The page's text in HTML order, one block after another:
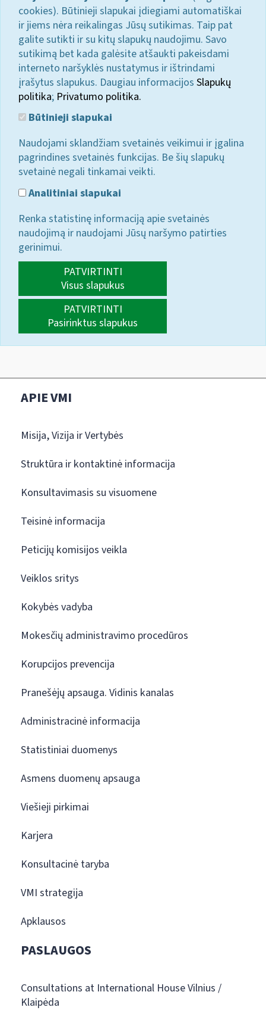
cookies). Būtinieji slapukai įdiegiami automatiškai
ir jiems nėra reikalingas Jūsų sutikimas. Taip pat
galite sutikti ir su kitų slapukų naudojimu. Savo
sutikimą bet kada galėsite atšaukti pakeisdami
interneto naršyklės nustatymus ir ištrindami
įrašytus slapukus. Daugiau informacijos Slapukų
politika; Privatumo politika.
Būtinieji slapukai
Naudojami sklandžiam svetainės veikimui ir įgalina
pagrindines svetainės funkcijas. Be šių slapukų
svetainė negali tinkamai veikti.
Analitiniai slapukai
Renka statistinę informaciją apie svetainės
naudojimą ir naudojami Jūsų naršymo patirties
gerinimui.
PATVIRTINTI
Visus slapukus
PATVIRTINTI
Pasirinktus slapukus
APIE VMI
Misija, Vizija ir Vertybės
Struktūra ir kontaktinė informacija
Konsultavimasis su visuomene
Teisinė informacija
Peticijų komisijos veikla
Veiklos sritys
Kokybės vadyba
Mokesčių administravimo procedūros
Korupcijos prevencija
Pranešėjų apsauga. Vidinis kanalas
Administracinė informacija
Statistiniai duomenys
Asmens duomenų apsauga
Viešieji pirkimai
Karjera
Konsultacinė taryba
VMI strategija
Apklausos
PASLAUGOS
Consultations at International House Vilnius /
Klaipėda